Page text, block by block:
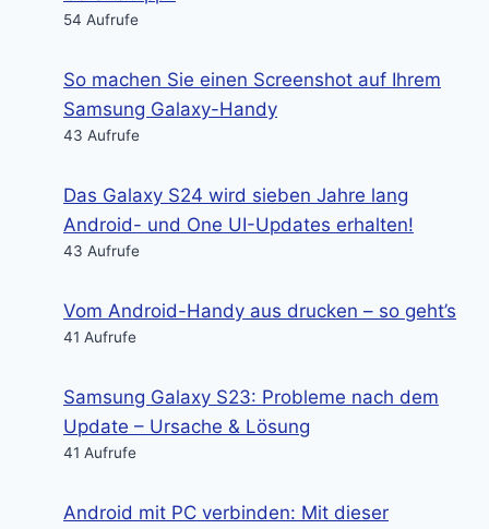
54 Aufrufe
So machen Sie einen Screenshot auf Ihrem
Samsung Galaxy-Handy
43 Aufrufe
Das Galaxy S24 wird sieben Jahre lang
Android- und One UI-Updates erhalten!
43 Aufrufe
Vom Android-Handy aus drucken – so geht’s
41 Aufrufe
Samsung Galaxy S23: Probleme nach dem
Update – Ursache & Lösung
41 Aufrufe
Android mit PC verbinden: Mit dieser